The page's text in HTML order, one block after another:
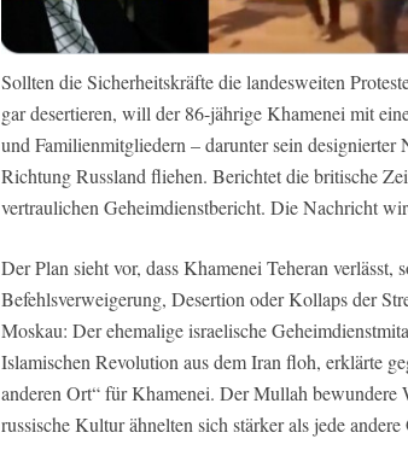
Sollten die Sicherheitskräfte die landesweiten
gar desertieren, will der 86-jährige Khamenei mit
und Familienmitgliedern – darunter sein
Richtung Russland fliehen. Berichtet die britische
vertraulichen Geheimdienstbericht. Die Nachricht
Der Plan sieht vor, dass Khamenei Teheran verlässt,
Befehlsverweigerung, Desertion oder Kollaps der
Moskau: Der ehemalige israelische
Islamischen Revolution aus dem Iran floh, erklärte
anderen Ort“ für Khamenei. Der Mullah
russische Kultur ähnelten sich stärker als jede